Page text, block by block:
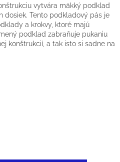
vytvára mäkký podklad
dosiek. Tento podkladový pás je
a krokvy, ktoré majú
podklad zabraňuje pukaniu
konštrukcií, a tak isto si sadne na